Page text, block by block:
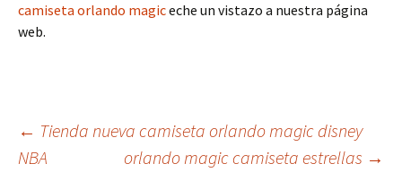
camiseta orlando magiceche un vistazo a nuestra página
web.
Navegación
← Tienda nueva camiseta orlando magic disney
NBA
orlando magic camiseta estrellas →